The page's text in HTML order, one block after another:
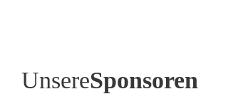
UnsereSponsoren